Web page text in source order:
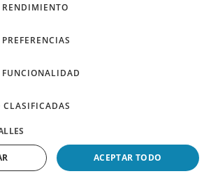
FIT FITNESS
2026 ©
Legal-Políticas de Cookies
ACEPTAR TODO